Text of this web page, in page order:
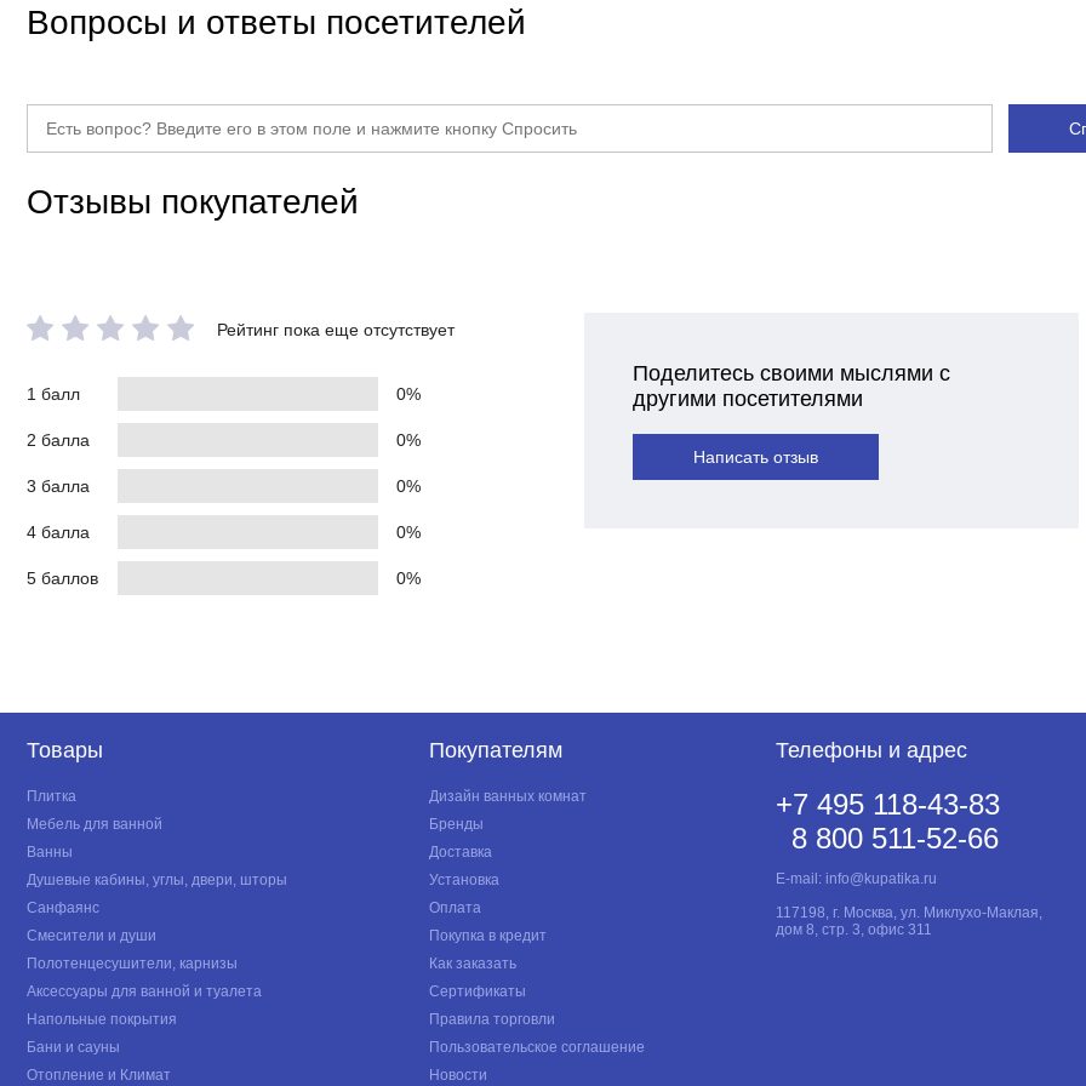
Вопросы и ответы посетителей
Отзывы покупателей
Рейтинг пока еще отсутствует
1 балл 0%
2 балла 0%
3 балла 0%
4 балла 0%
5 баллов 0%
Поделитесь своими мыслями с
другими посетителями
Написать отзыв
Товары
Плитка
Мебель для ванной
Ванны
Душевые кабины, углы, двери, шторы
Санфаянс
Смесители и души
Полотенцесушители, карнизы
Аксессуары для ванной и туалета
Напольные покрытия
Бани и сауны
Отопление и Климат
Покупателям
Дизайн ванных комнат
Бренды
Доставка
Установка
Оплата
Покупка в кредит
Как заказать
Сертификаты
Правила торговли
Пользовательское соглашение
Новости
Телефоны и адрес
+7 495 118-43-83
8 800 511-52-66
E-mail: info@kupatika.ru
117198, г. Москва, ул. Миклухо-Маклая,
дом 8, стр. 3, офис 311